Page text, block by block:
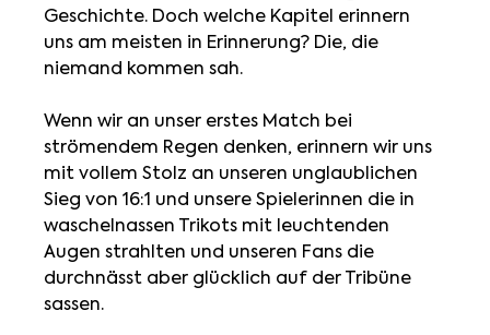
Geschichte. Doch welche Kapitel erinnern
uns am meisten in Erinnerung? Die, die
niemand kommen sah.
Wenn wir an unser erstes Match bei
strömendem Regen denken, erinnern wir uns
mit vollem Stolz an unseren unglaublichen
Sieg von 16:1 und unsere Spielerinnen die in
waschelnassen Trikots mit leuchtenden
Augen strahlten und unseren Fans die
durchnässt aber glücklich auf der Tribüne
sassen.